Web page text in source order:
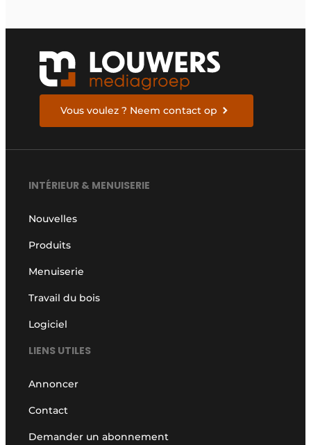
Vous voulez ? Neem contact op
INTÉRIEUR & MENUISERIE
Nouvelles
Produits
Menuiserie
Travail du bois
Logiciel
LIENS UTILES
Annoncer
Contact
Demander un abonnement